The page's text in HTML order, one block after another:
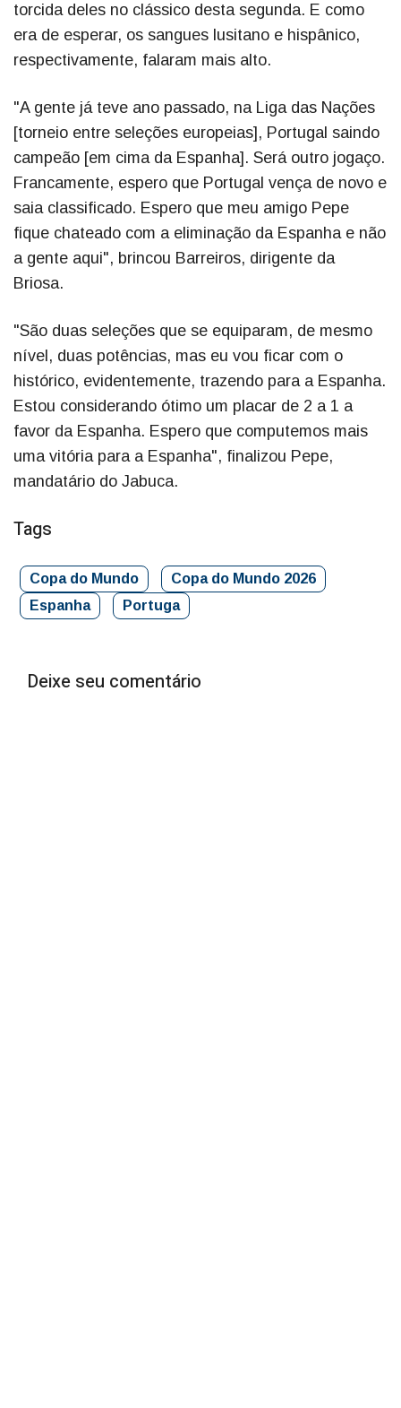
torcida deles no clássico desta segunda. E como
era de esperar, os sangues lusitano e hispânico,
respectivamente, falaram mais alto.
"A gente já teve ano passado, na Liga das Nações
[torneio entre seleções europeias], Portugal saindo
campeão [em cima da Espanha]. Será outro jogaço.
Francamente, espero que Portugal vença de novo e
saia classificado. Espero que meu amigo Pepe
fique chateado com a eliminação da Espanha e não
a gente aqui", brincou Barreiros, dirigente da
Briosa.
"São duas seleções que se equiparam, de mesmo
nível, duas potências, mas eu vou ficar com o
histórico, evidentemente, trazendo para a Espanha.
Estou considerando ótimo um placar de 2 a 1 a
favor da Espanha. Espero que computemos mais
uma vitória para a Espanha", finalizou Pepe,
mandatário do Jabuca.
Tags
Copa do Mundo
Copa do Mundo 2026
Espanha
Portuga
Deixe seu comentário